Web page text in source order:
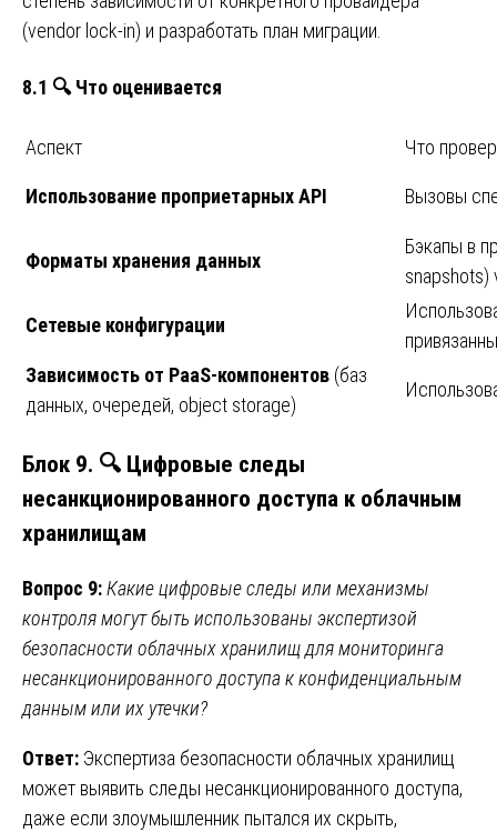
(vendor lock-in) и разработать план миграции.
8.1 🔍 Что оценивается
Аспект Что
Использование проприетарных API Вызовы
Форматы хранения данных
Бэкапы в
snapshots)
Сетевые конфигурации
Зависимость от PaaS-компонентов (баз
данных, очередей, object storage)
Блок 9. 🔍 Цифровые следы
несанкционированного доступа к облачным
хранилищам
Вопрос 9:Какие цифровые следы или механизмы
контроля могут быть использованы экспертизой
безопасности облачных хранилищ для мониторинга
несанкционированного доступа к конфиденциальным
данным или их утечки?
Ответ: Экспертиза безопасности облачных хранилищ
может выявить следы несанкционированного доступа,
даже если злоумышленник пытался их скрыть,